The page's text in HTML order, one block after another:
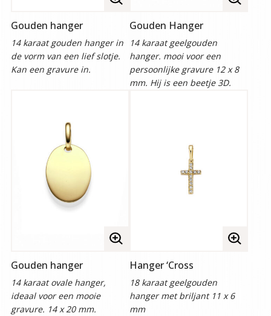
Volledige
bekijken
Gouden hanger
14 karaat gouden hanger in
de vorm van een lief slotje.
Kan een gravure in.
Volledige
Gouden Hanger
14 karaat geelgouden
hanger. mooi voor een
persoonlijke gravure 12 x 8
mm. Hij is een beetje 3D.
Volledige
bekijken
Gouden hanger
14 karaat ovale hanger,
ideaal voor een mooie
gravure. 14 x 20 mm.
Volledige
Hanger ‘Cross
18 karaat geelgouden
hanger met briljant 11 x 6
mm